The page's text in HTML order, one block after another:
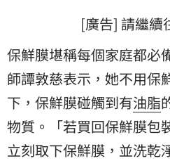
[廣告] 請繼
保鮮膜堪稱每個家庭都必
師譚敦慈表示，她不用保
下，保鮮膜碰觸到有油脂
物質。「若買回保鮮膜包
立刻取下保鮮膜，並洗乾